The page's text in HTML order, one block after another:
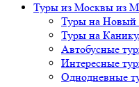
Туры из Москвы из
Туры на Новый
Туры на
Автобусные
Интересные
Однодневные